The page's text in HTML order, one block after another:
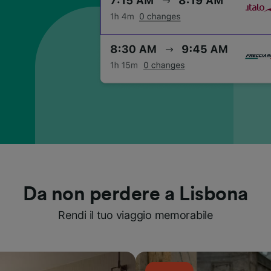
Da non perdere a Lisbona
Rendi il tuo viaggio memorabile